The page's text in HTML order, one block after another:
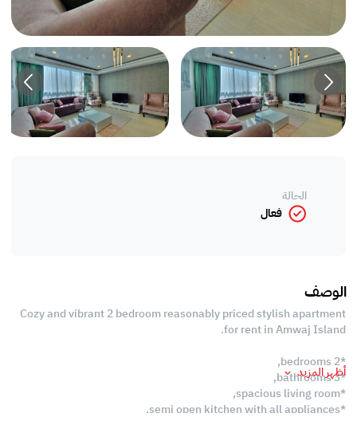
الحالة
فعال
الوصف
Cozy and vibrant 2 bedroom reasonably priced stylish apartment
for rent in Amwaj Island.
*2 bedrooms,
*3 bathrooms,
*spacious living room,
*semi open kitchen with all appliances,
أظهر المزيد